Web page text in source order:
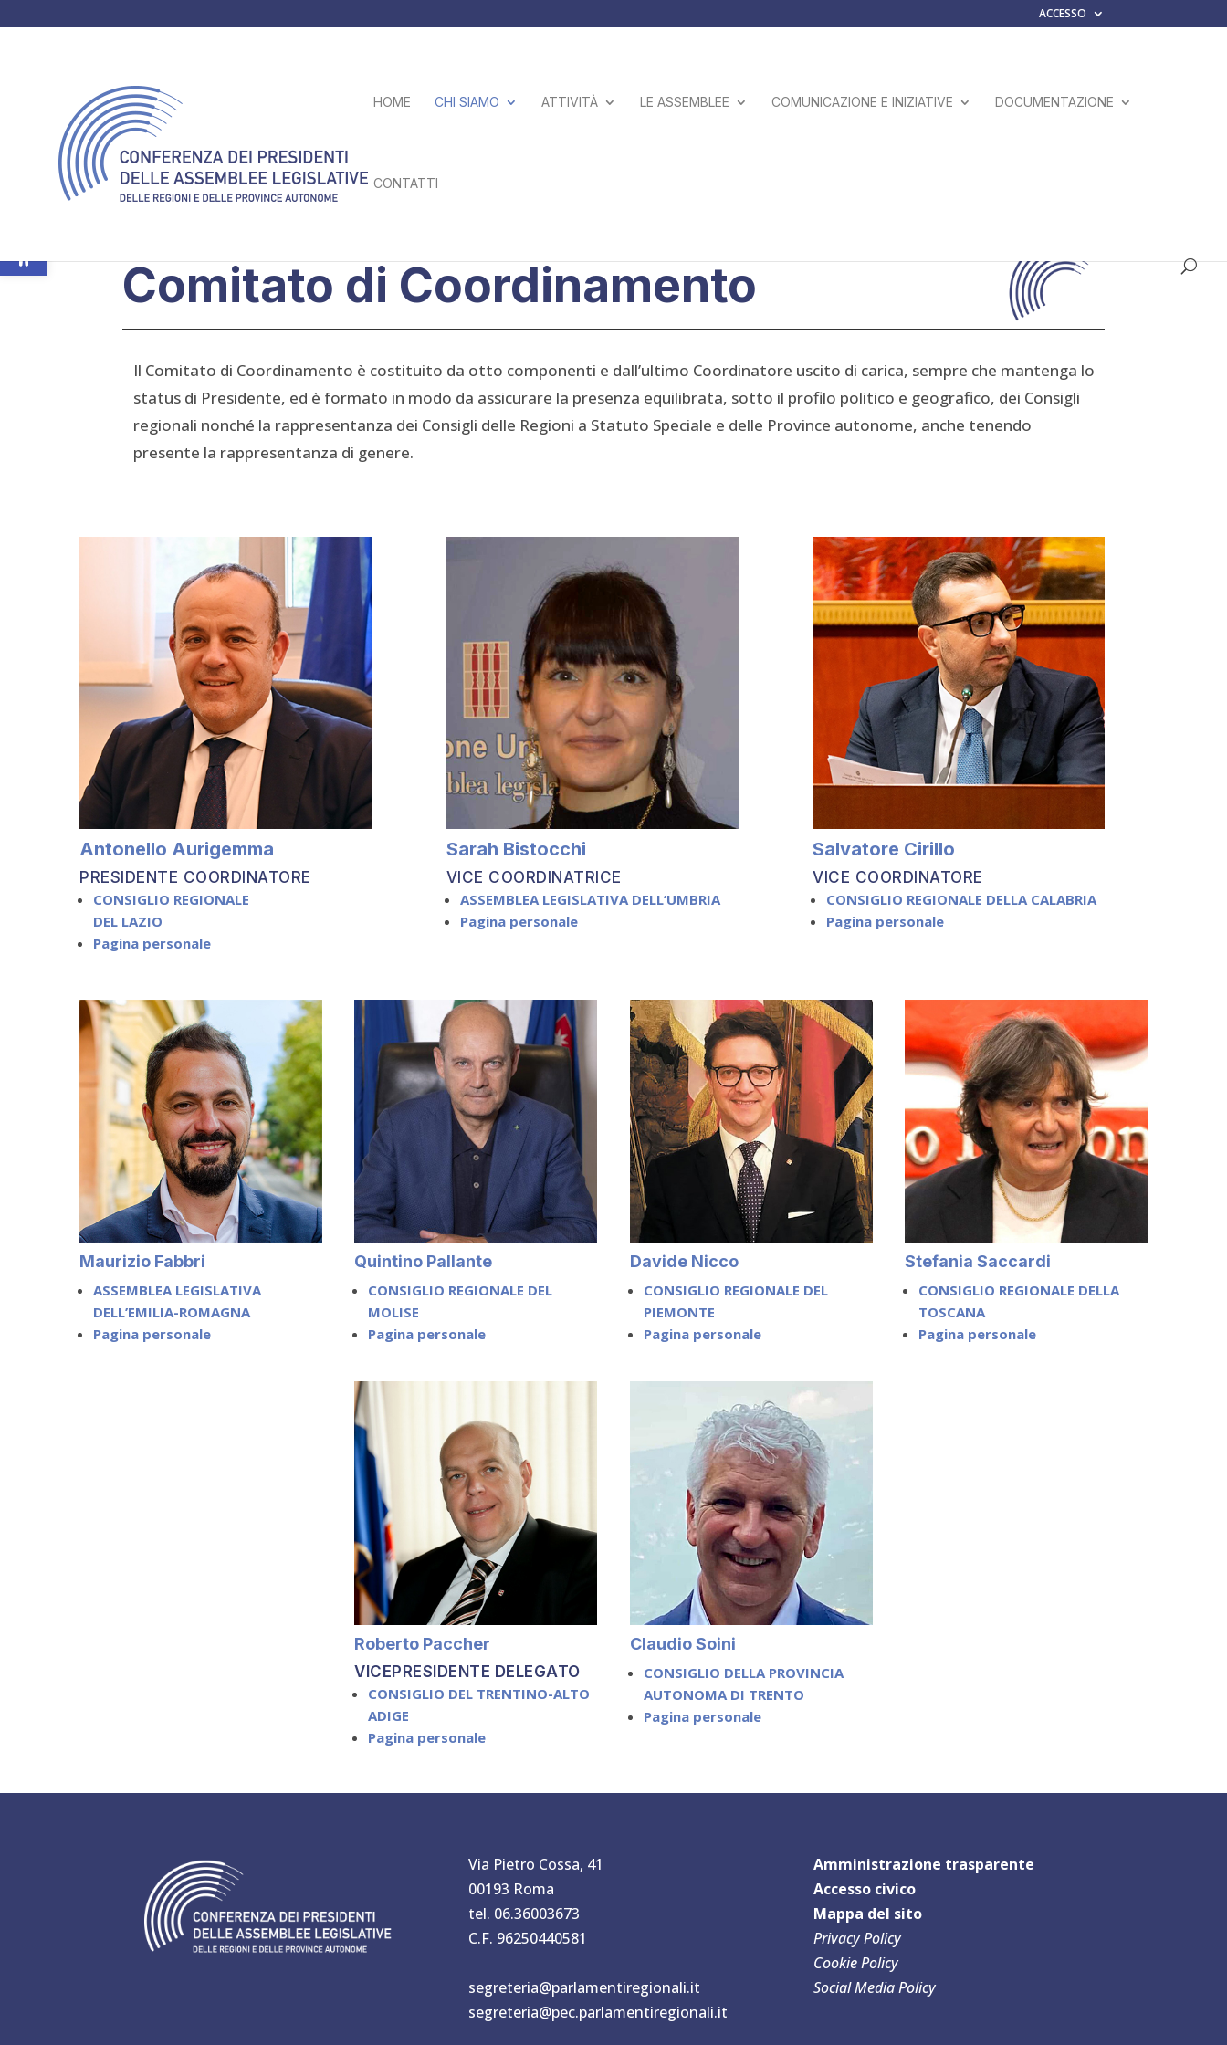
ACCESSO
HOME CHI SIAMO ATTIVITÀ LE ASSEMBLEE COMUNICAZIONE E INIZIATIVE DOCUMENTAZIONE
CONTATTI
Comitato di Coordinamento
Il Comitato di Coordinamento è costituito da otto componenti e dall’ultimo Coordinatore uscito di carica, sempre che mantenga lo
status di Presidente, ed è formato in modo da assicurare la presenza equilibrata, sotto il profilo politico e geografico, dei Consigli
regionali nonché la rappresentanza dei Consigli delle Regioni a Statuto Speciale e delle Province autonome, anche tenendo
presente la rappresentanza di genere.
Antonello Aurigemma
PRESIDENTE COORDINATORE
CONSIGLIO REGIONALE
DEL LAZIO
Pagina personale
Sarah Bistocchi
VICE COORDINATRICE
ASSEMBLEA LEGISLATIVA DELL’UMBRIA
Pagina personale
Salvatore Cirillo
VICE COORDINATORE
CONSIGLIO REGIONALE DELLA CALABRIA
Pagina personale
Maurizio Fabbri
ASSEMBLEA LEGISLATIVA
DELL’EMILIA-ROMAGNA
Pagina personale
Quintino Pallante
CONSIGLIO REGIONALE DEL
MOLISE
Pagina personale
Roberto Paccher
VICEPRESIDENTE DELEGATO
CONSIGLIO DEL TRENTINO-ALTO
ADIGE
Pagina personale
Davide Nicco
CONSIGLIO REGIONALE DEL
PIEMONTE
Pagina personale
Claudio Soini
CONSIGLIO DELLA PROVINCIA
AUTONOMA DI TRENTO
Pagina personale
Stefania Saccardi
CONSIGLIO REGIONALE DELLA
TOSCANA
Pagina personale
Via Pietro Cossa, 41
00193 Roma
tel. 06.36003673
C.F. 96250440581
segreteria@parlamentiregionali.it
segreteria@pec.parlamentiregionali.it
Amministrazione trasparente
Accesso civico
Mappa del sito
Privacy Policy
Cookie Policy
Social Media Policy